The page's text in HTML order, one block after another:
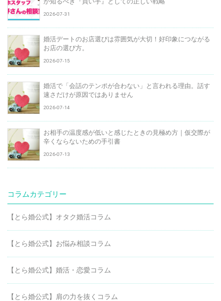
2026-07-31
婚活デートのお店選びは雰囲気が大切！好印象につながる
お店の選び方。
2026-07-15
婚活で「会話のテンポが合わない」と言われる理由。話す
速さだけが原因ではありません
2026-07-14
お相手の温度感が低いと感じたときの見極め方｜仮交際が
辛くならないための手引書
2026-07-13
コラムカテゴリー
【とら婚公式】オタク婚活コラム
【とら婚公式】お悩み相談コラム
【とら婚公式】婚活・恋愛コラム
【とら婚公式】肩の力を抜くコラム